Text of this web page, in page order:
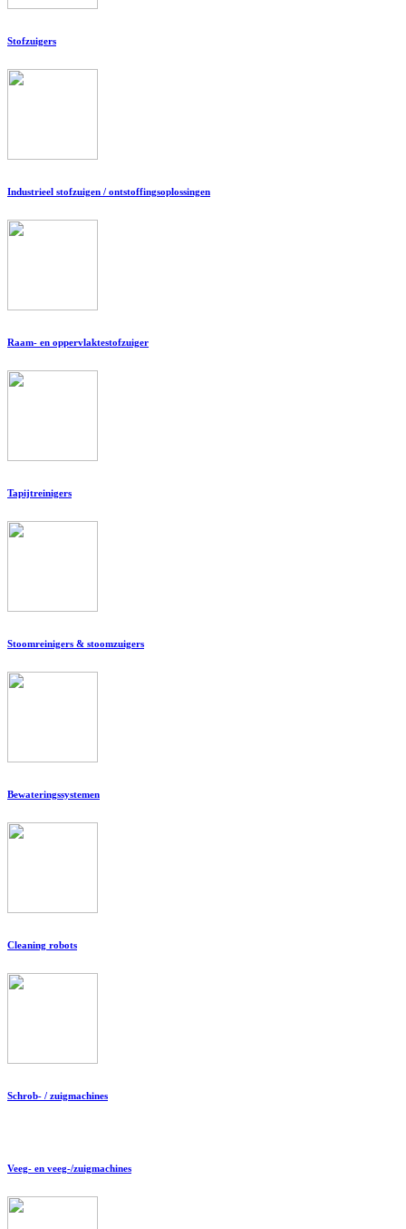
Stofzuigers
Industrieel stofzuigen / ontstoffingsoplossingen
Raam- en oppervlaktestofzuiger
Tapijtreinigers
Stoomreinigers & stoomzuigers
Bewateringssystemen
Cleaning robots
Schrob- / zuigmachines
Veeg- en veeg-/zuigmachines